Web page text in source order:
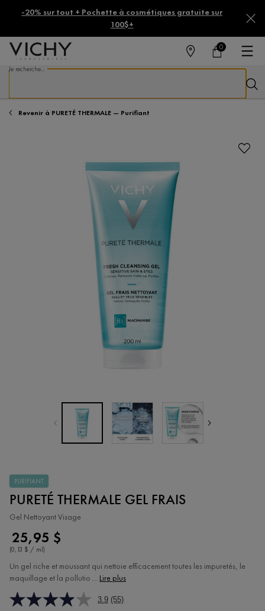
-20% sur tout + Pochette à cosmétiques gratuite sur
100$+
MAGASINSMON
0
0 PRODUCT IN
Je recherche...
Revenir à PURETÉ THERMALE — Purifiant
PURIFIANT
PURETÉ THERMALE GEL FRAIS
Gel Nettoyant Visage
25,95 $
(0,13 $ / ml)
Un gel riche et moussant qui nettoie efficacement toutes les impuretés, le
maquillage et la pollutio ... Lire plus
3.9 (55)